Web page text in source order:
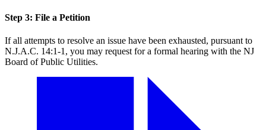
Step 3:​​​​‌ ‍ ​‍​‍‌‍ ‌ ​‍‌‍‍‌‌‍‌ ‌‍‍‌‌‍ ‍​‍​‍​ ‍‍​‍​‍‌ ​ ‌‍​‌‌‍ ‍‌‍‍‌‌ ‌​‌ ‍‌​‍ ‍‌‍‍‌‌‍ ​‍​‍​‍ ​​‍​‍‌‍‍​‌ ​‍‌‍‌‌‌‍‌‍​‍​‍​ ‍‍​‍​‍‌‍‍​‌ ‌​‌ ‌​‌ ​​​ ‍‍​‍ ​‍ ‌‍ ​‌‍ ‌‍​ ‌‍​‌‌‍ ​‌‍‍​‌‍ ‌ ​ ‌ ‌​​ ‍‍​ ​ ​ ​ ​ ​ ​ ​ ​‍ ‌‍‍‌‌‍ ‍‌ ‌​‌‍‌‌‌‍ ‍‌ ‌​​‍ ‌‍‌‌‌‍‌​‌‍‍‌‌ ‌​​‍ ‌‍ ‌‌‍ ‌‍‌​‌‍‌‌​ ‌‌ ​​‌ ​‍‌‍‌‌‌ ​ ‌‍‌‌‌‍ ‍‌ ‌​‌‍​‌‌ ‌​‌‍‍‌‌‍ ‌‍ ‍​ ‍ ‌‍‍‌‌‍‌​​ ‌‌‍​‍‌‍​‌‌‍​‍‌‍‌‍​ ‌‍‌‍‌‍‌‍​ ​ ‌​​‍ ‌‌‍‌​‌‍​‌‌‍​‍​ ​‌​‍ ‌​ ‌​‌‍‌‌‌‍‌‌‌‍​ ​‍ ‌​ ‍‌​ ‍‌‌‍​‍​ ​​​‍ ‌​ ​​‌‍​‍​ ​ ​ ‌‍‌‍‌​‌‍​‍​ ‌ ​ ‌ ​ ​ ​ ​​​ ‍‌​ ​ ​ ‍ ‌ ‌​‌ ‍‌‌ ​​‌‍‌‌​ ‌‌‍‍​‌‍‌‌‌‍ ​‌ ​​‌‌‌​‌‍ ‌ ​​‌‍‍‌‌‍​ ​ ‍ ‌ ​​‌‍​‌‌ ‌​‌‍‍​​ ‌‌‍​ ‌‍ ‌‍ ‍‌ ‌​‌‍‌‌‌‍ ‍‌ ‌​​‍‌‌​ ‌‌‌​​‍‌‌ ‌‍‍ ‌‍‌‌‌ ‍‌​‍‌‌​ ​ ‌​‌​​‍‌‌​ ​ ‌​‌​​‍‌‌​ ​‍​ ​‍‌‍​‌‌‍‌‍​ ‍​‌‍​‌‌‍‌‍​ ‌​‌‍​ ​ ‍‌‌‍​ ‌‍​ ​ ‍‌​ ‌‌​‍‌‌​ ​‍​ ​‍​‍‌‌​ ‌‌‌​‌​​‍ ‍‌‍​ ‌‍‍​‌‍‍‌‌‍ ​‌‍‌​‌ ​‍‌‍‌‌‌‍ ‍​‍‌‌​ ‌‌‌​​‍‌‌ ‌‍‍ ‌‍‌‌‌ ‍‌​‍‌‌​ ​ ‌​‌​​‍‌‌​ ​ ‌​‌​​‍‌‌​ ​‍​ ​‍​ ‌ ​ ​​​ ‍​‌‍‌‌​ ​‍‌‍‌‌​ ‌ ‌‍​‌​ ​‌‌‍​‍​ ​‌​ ‌‍​‍‌‌​ ​‍​ ​‍​‍‌‌​ ‌‌‌​‌​​‍ ‍‌ ‌​‌‍‌‌‌ ‍​‌ ‌​​ ‌‍​‍‌‍​‌‌ ​ ‌‍‌‌‌‌‌‌‌ ​‍‌‍ ​​ ‌‌‍‍​‌ ‌​‌ ‌​‌ ​​​‍‌‌​ ​ ‌​​‌​‍‌‌​ ​‍‌​‌‍​‍‌‌​ ​‍‌​‌‍‌‍ ​‌‍ ‌‍​ ‌‍​‌‌‍ ​‌‍‍​‌‍ ‌ ​ ‌ ‌​​‍‌‌​ ​ ‌​​‌​ ​ ​ ​ ​ ​ ​ ​ ​‍‌‍‌‍‍‌‌‍‌​​ ‌‌‍​‍‌‍​‌‌‍​‍‌‍‌‍​ ‌‍‌‍‌‍‌‍​ ​ ‌​​‍ ‌‌‍‌​‌‍​‌‌‍​‍​ ​‌​‍ ‌​ ‌​‌‍‌‌‌‍‌‌‌‍​ ​‍ ‌​ ‍‌​ ‍‌‌‍​‍​ ​​​‍ ‌​ ​​‌‍​‍​ ​ ​ ‌‍‌‍‌​‌‍​‍​ ‌ ​ ‌ ​ ​ ​ ​​​ ‍‌​ ​ ​‍‌‍‌ ‌​‌ ‍‌‌ ​​‌‍‌‌​ ‌‌‍‍​‌‍‌‌‌‍ ​‌ ​​‌‌‌​‌‍ ‌ ​​‌‍‍‌‌‍​ ​‍‌‍‌ ​​‌‍​‌‌ ‌​‌‍‍​​ ‌‌‍​ ‌‍ ‌‍ ‍‌ ‌​‌‍‌‌‌‍ ‍‌ ‌​​‍‌‌​ ‌‌‌​​‍‌‌ ‌‍‍ ‌‍‌‌‌ ‍‌​‍‌‌​ ​ ‌​‌​​‍‌‌​ ​ ‌​‌​​‍‌‌​ ​‍​ ​‍‌‍​‌‌‍‌‍​ ‍​‌‍​‌‌‍‌‍​ ‌​‌‍​ ​ ‍‌‌‍​ ‌‍​ ​ ‍‌​ ‌‌​‍‌‌​ ​‍​ ​‍​‍‌‌​ ‌‌‌​‌​​‍ ‍‌‍​ ‌‍‍​‌‍‍‌‌‍ ​‌‍‌​‌ ​‍‌‍‌‌‌‍ ‍​‍‌‌​ ‌‌‌​​‍‌‌ ‌‍‍ ‌‍‌‌‌ ‍‌​‍‌‌​ ​ ‌​‌​​‍‌‌​ ​ ‌​‌​​‍‌‌​ ​‍​ ​‍​ ‌ ​ ​​​ ‍​‌‍‌‌​ ​‍‌‍‌‌​ ‌ ‌‍​‌​ ​‌‌‍​‍​ ​‌​ ‌‍​‍‌‌​ ​‍​ ​‍​‍‌‌​ ‌‌‌​‌​​‍ ‍‌ ‌​‌‍‌‌‌ ‍​‌ ‌​​‍‌‍‌ ​​‌‍‌‌‌ ​‍‌ ​ ‌ ​​‌‍‌‌‌‍​ ‌ ‌​‌‍‍‌‌ ‌‍‌‍‌‌​ ‌‌ ​​‌ ‌‌‌‍​‍‌‍ ​‌‍‍‌‌ ​ ‌‍‍​‌‍‌‌‌‍‌​​‍​‍‌ ‌ File a Petition​​​​‌ ‍ ​‍​‍‌‍ ‌ ​‍‌‍‍‌‌‍‌ ‌‍‍‌‌‍ ‍​‍​‍​ ‍‍​‍​‍‌ ​ ‌‍​‌‌‍ ‍‌‍‍‌‌ ‌​‌ ‍‌​‍ ‍‌‍‍‌‌‍ ​‍​‍​‍ ​​‍​‍‌‍‍​‌ ​‍‌‍‌‌‌‍‌‍​‍​‍​ ‍‍​‍​‍‌‍‍​‌ ‌​‌ ‌​‌ ​​​ ‍‍​‍ ​‍ ‌‍ ​‌‍ ‌‍​ ‌‍​‌‌‍ ​‌‍‍​‌‍ ‌ ​ ‌ ‌​​ ‍‍​ ​ ​ ​ ​ ​ ​ ​ ​‍ ‌‍‍‌‌‍ ‍‌ ‌​‌‍‌‌‌‍ ‍‌ ‌​​‍ ‌‍‌‌‌‍‌​‌‍‍‌‌ ‌​​‍ ‌‍ ‌‌‍ ‌‍‌​‌‍‌‌​ ‌‌ ​​‌ ​‍‌‍‌‌‌ ​ ‌‍‌‌‌‍ ‍‌ ‌​‌‍​‌‌ ‌​‌‍‍‌‌‍ ‌‍ ‍​ ‍ ‌‍‍‌‌‍‌​​ ‌‌‍​‍‌‍​‌‌‍​‍‌‍‌‍​ ‌‍‌‍‌‍‌‍​ ​ ‌​​‍ ‌‌‍‌​‌‍​‌‌‍​‍​ ​‌​‍ ‌​ ‌​‌‍‌‌‌‍‌‌‌‍​ ​‍ ‌​ ‍‌​ ‍‌‌‍​‍​ ​​​‍ ‌​ ​​‌‍​‍​ ​ ​ ‌‍‌‍‌​‌‍​‍​ ‌ ​ ‌ ​ ​ ​ ​​​ ‍‌​ ​ ​ ‍ ‌ ‌​‌ ‍‌‌ ​​‌‍‌‌​ ‌‌‍‍​‌‍‌‌‌‍ ​‌ ​​‌‌‌​‌‍ ‌ ​​‌‍‍‌‌‍​ ​ ‍ ‌ ​​‌‍​‌‌ ‌​‌‍‍​​ ‌‌‍​ ‌‍ ‌‍ ‍‌ ‌​‌‍‌‌‌‍ ‍‌ ‌​​‍‌‌​ ‌‌‌​​‍‌‌ ‌‍‍ ‌‍‌‌‌ ‍‌​‍‌‌​ ​ ‌​‌​​‍‌‌​ ​ ‌​‌​​‍‌‌​ ​‍​ ​‍‌‍​‌‌‍‌‍​ ‍​‌‍​‌‌‍‌‍​ ‌​‌‍​ ​ ‍‌‌‍​ ‌‍​ ​ ‍‌​ ‌‌​‍‌‌​ ​‍​ ​‍​‍‌‌​ ‌‌‌​‌​​‍ ‍‌‍​ ‌‍‍​‌‍‍‌‌‍ ​‌‍‌​‌ ​‍‌‍‌‌‌‍ ‍​‍‌‌​ ‌‌‌​​‍‌‌ ‌‍‍ ‌‍‌‌‌ ‍‌​‍‌‌​ ​ ‌​‌​​‍‌‌​ ​ ‌​‌​​‍‌‌​ ​‍​ ​‍​ ‍​​ ​ ​ ‌​​ ‌‌​ ‌​‌‍‌‍‌‍​‍​ ‌ ‌‍‌‌‌‍‌​​ ‌ ​ ‌​​‍‌‌​ ​‍​ ​‍​‍‌‌​ ‌‌‌​‌​​‍ ‍‌ ‌​‌‍‌‌‌ ‍​‌ ‌​​ ‌‍​‍‌‍​‌‌ ​ ‌‍‌‌‌‌‌‌‌ ​‍‌‍ ​​ ‌‌‍‍​‌ ‌​‌ ‌​‌ ​​​‍‌‌​ ​ ‌​​‌​‍‌‌​ ​‍‌​‌‍​‍‌‌​ ​‍‌​‌‍‌‍ ​‌‍ ‌‍​ ‌‍​‌‌‍ ​‌‍‍​‌‍ ‌ ​ ‌ ‌​​‍‌‌​ ​ ‌​​‌​ ​ ​ ​ ​ ​ ​ ​ ​‍‌‍‌‍‍‌‌‍‌​​ ‌‌‍​‍‌‍​‌‌‍​‍‌‍‌‍​ ‌‍‌‍‌‍‌‍​ ​ ‌​​‍ ‌‌‍‌​‌‍​‌‌‍​‍​ ​‌​‍ ‌​ ‌​‌‍‌‌‌‍‌‌‌‍​ ​‍ ‌​ ‍‌​ ‍‌‌‍​‍​ ​​​‍ ‌​ ​​‌‍​‍​ ​ ​ ‌‍‌‍‌​‌‍​‍​ ‌ ​ ‌ ​ ​ ​ ​​​ ‍‌​ ​ ​‍‌‍‌ ‌​‌ ‍‌‌ ​​‌‍‌‌​ ‌‌‍‍​‌‍‌‌‌‍ ​‌ ​​‌‌‌​‌‍ ‌ ​​‌‍‍‌‌‍​ ​‍‌‍‌ ​​‌‍​‌‌ ‌​‌‍‍​​ ‌‌‍​ ‌‍ ‌‍ ‍‌ ‌​‌‍‌‌‌‍ ‍‌ ‌​​‍‌‌​ ‌‌‌​​‍‌‌ ‌‍‍ ‌‍‌‌‌ ‍‌​‍‌‌​ ​ ‌​‌​​‍‌‌​ ​ ‌​‌​​‍‌‌​ ​‍​ ​‍‌‍​‌‌‍‌‍​ ‍​‌‍​‌‌‍‌‍​ ‌​‌‍​ ​ ‍‌‌‍​ ‌‍​ ​ ‍‌​ ‌‌​‍‌‌​ ​‍​ ​‍​‍‌‌​ ‌‌‌​‌​​‍ ‍‌‍​ ‌‍‍​‌‍‍‌‌‍ ​‌‍‌​‌ ​‍‌‍‌‌‌‍ ‍​‍‌‌​ ‌‌‌​​‍‌‌ ‌‍‍ ‌‍‌‌‌ ‍‌​‍‌‌​ ​ ‌​‌​​‍‌‌​ ​ ‌​‌​​‍‌‌​ ​‍​ ​‍​ ‍​​ ​ ​ ‌​​ ‌‌​ ‌​‌‍‌‍‌‍​‍​ ‌ ‌‍‌‌‌‍‌​​ ‌ ​ ‌​​‍‌‌​ ​‍​ ​‍​‍‌‌​ ‌‌‌​‌​​‍ ‍‌ ‌​‌‍‌‌‌ ‍​‌ ‌​​‍‌‍‌ ​​‌‍‌‌‌ ​‍‌ ​ ‌ ​​‌‍‌‌‌‍​ ‌ ‌​‌‍‍‌‌ ‌‍‌‍‌‌​ ‌‌ ​​‌ ‌‌‌‍​‍‌‍ ​‌‍‍‌‌ ​ ‌‍‍​‌‍‌‌‌‍‌​​‍​‍‌ ‌
If all attempts to resolve an issue have been exhausted, pursuant to
N.J.A.C. 14:1-1, you may request for a formal hearing with the NJ
Board of Public Utilities.​​​​‌ ‍ ​‍​‍‌‍ ‌ ​‍‌‍‍‌‌‍‌ ‌‍‍‌‌‍ ‍​‍​‍​ ‍‍​‍​‍‌ ​ ‌‍​‌‌‍ ‍‌‍‍‌‌ ‌​‌ ‍‌​‍ ‍‌‍‍‌‌‍ ​‍​‍​‍ ​​‍​‍‌‍‍​‌ ​‍‌‍‌‌‌‍‌‍​‍​‍​ ‍‍​‍​‍‌‍‍​‌ ‌​‌ ‌​‌ ​​​ ‍‍​‍ ​‍ ‌‍ ​‌‍ ‌‍​ ‌‍​‌‌‍ ​‌‍‍​‌‍ ‌ ​ ‌ ‌​​ ‍‍​ ​ ​ ​ ​ ​ ​ ​ ​‍ ‌‍‍‌‌‍ ‍‌ ‌​‌‍‌‌‌‍ ‍‌ ‌​​‍ ‌‍‌‌‌‍‌​‌‍‍‌‌ ‌​​‍ ‌‍ ‌‌‍ ‌‍‌​‌‍‌‌​ ‌‌ ​​‌ ​‍‌‍‌‌‌ ​ ‌‍‌‌‌‍ ‍‌ ‌​‌‍​‌‌ ‌​‌‍‍‌‌‍ ‌‍ ‍​ ‍ ‌‍‍‌‌‍‌​​ ‌‌‍​‍‌‍​‌‌‍​‍‌‍‌‍​ ‌‍‌‍‌‍‌‍​ ​ ‌​​‍ ‌‌‍‌​‌‍​‌‌‍​‍​ ​‌​‍ ‌​ ‌​‌‍‌‌‌‍‌‌‌‍​ ​‍ ‌​ ‍‌​ ‍‌‌‍​‍​ ​​​‍ ‌​ ​​‌‍​‍​ ​ ​ ‌‍‌‍‌​‌‍​‍​ ‌ ​ ‌ ​ ​ ​ ​​​ ‍‌​ ​ ​ ‍ ‌ ‌​‌ ‍‌‌ ​​‌‍‌‌​ ‌‌‍‍​‌‍‌‌‌‍ ​‌ ​​‌‌‌​‌‍ ‌ ​​‌‍‍‌‌‍​ ​ ‍ ‌ ​​‌‍​‌‌ ‌​‌‍‍​​ ‌‌‍​ ‌‍ ‌‍ ‍‌ ‌​‌‍‌‌‌‍ ‍‌ ‌​​‍‌‌​ ‌‌‌​​‍‌‌ ‌‍‍ ‌‍‌‌‌ ‍‌​‍‌‌​ ​ ‌​‌​​‍‌‌​ ​ ‌​‌​​‍‌‌​ ​‍​ ​‍​ ​ ​ ​‍​ ‌​​ ‍‌​ ‍​‌‍‌​​ ‌​‌‍‌‍‌‍​ ​ ‌​​ ‍‌‌‍​‌​‍‌‌​ ​‍​ ​‍​‍‌‌​ ‌‌‌​‌​​‍ ‍‌‍​ ‌‍‍​‌‍‍‌‌‍ ​‌‍‌​‌ ​‍‌‍‌‌‌‍ ‍​‍‌‌​ ‌‌‌​​‍‌‌ ‌‍‍ ‌‍‌‌‌ ‍‌​‍‌‌​ ​ ‌​‌​​‍‌‌​ ​ ‌​‌​​‍‌‌​ ​‍​ ​‍‌‍‌‌‌‍​‌‌‍​‌​ ‌​​ ‍​​ ​‍​ ‌‌​ ​ ​ ‌‌​ ​‍‌‍​ ​ ‌​​‍‌‌​ ​‍​ ​‍​‍‌‌​ ‌‌‌​‌​​‍ ‍‌ ‌​‌‍‌‌‌ ‍​‌ ‌​​ ‌‍​‍‌‍​‌‌ ​ ‌‍‌‌‌‌‌‌‌ ​‍‌‍ ​​ ‌‌‍‍​‌ ‌​‌ ‌​‌ ​​​‍‌‌​ ​ ‌​​‌​‍‌‌​ ​‍‌​‌‍​‍‌‌​ ​‍‌​‌‍‌‍ ​‌‍ ‌‍​ ‌‍​‌‌‍ ​‌‍‍​‌‍ ‌ ​ ‌ ‌​​‍‌‌​ ​ ‌​​‌​ ​ ​ ​ ​ ​ ​ ​ ​‍‌‍‌‍‍‌‌‍‌​​ ‌‌‍​‍‌‍​‌‌‍​‍‌‍‌‍​ ‌‍‌‍‌‍‌‍​ ​ ‌​​‍ ‌‌‍‌​‌‍​‌‌‍​‍​ ​‌​‍ ‌​ ‌​‌‍‌‌‌‍‌‌‌‍​ ​‍ ‌​ ‍‌​ ‍‌‌‍​‍​ ​​​‍ ‌​ ​​‌‍​‍​ ​ ​ ‌‍‌‍‌​‌‍​‍​ ‌ ​ ‌ ​ ​ ​ ​​​ ‍‌​ ​ ​‍‌‍‌ ‌​‌ ‍‌‌ ​​‌‍‌‌​ ‌‌‍‍​‌‍‌‌‌‍ ​‌ ​​‌‌‌​‌‍ ‌ ​​‌‍‍‌‌‍​ ​‍‌‍‌ ​​‌‍​‌‌ ‌​‌‍‍​​ ‌‌‍​ ‌‍ ‌‍ ‍‌ ‌​‌‍‌‌‌‍ ‍‌ ‌​​‍‌‌​ ‌‌‌​​‍‌‌ ‌‍‍ ‌‍‌‌‌ ‍‌​‍‌‌​ ​ ‌​‌​​‍‌‌​ ​ ‌​‌​​‍‌‌​ ​‍​ ​‍​ ​ ​ ​‍​ ‌​​ ‍‌​ ‍​‌‍‌​​ ‌​‌‍‌‍‌‍​ ​ ‌​​ ‍‌‌‍​‌​‍‌‌​ ​‍​ ​‍​‍‌‌​ ‌‌‌​‌​​‍ ‍‌‍​ ‌‍‍​‌‍‍‌‌‍ ​‌‍‌​‌ ​‍‌‍‌‌‌‍ ‍​‍‌‌​ ‌‌‌​​‍‌‌ ‌‍‍ ‌‍‌‌‌ ‍‌​‍‌‌​ ​ ‌​‌​​‍‌‌​ ​ ‌​‌​​‍‌‌​ ​‍​ ​‍‌‍‌‌‌‍​‌‌‍​‌​ ‌​​ ‍​​ ​‍​ ‌‌​ ​ ​ ‌‌​ ​‍‌‍​ ​ ‌​​‍‌‌​ ​‍​ ​‍​‍‌‌​ ‌‌‌​‌​​‍ ‍‌ ‌​‌‍‌‌‌ ‍​‌ ‌​​‍‌‍‌ ​​‌‍‌‌‌ ​‍‌ ​ ‌ ​​‌‍‌‌‌‍​ ‌ ‌​‌‍‍‌‌ ‌‍‌‍‌‌​ ‌‌ ​​‌ ‌‌‌‍​‍‌‍ ​‌‍‍‌‌ ​ ‌‍‍​‌‍‌‌‌‍‌​​‍​‍‌ ‌